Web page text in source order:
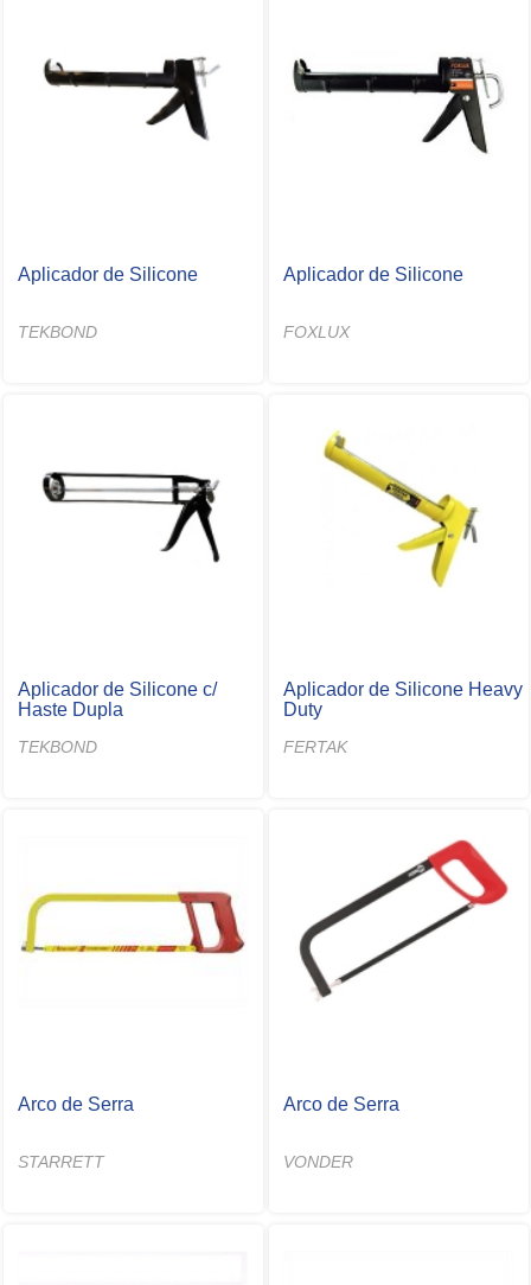
Aplicador de Silicone
TEKBOND
Aplicador de Silicone
FOXLUX
Aplicador de Silicone c/
Haste Dupla
TEKBOND
Aplicador de Silicone Heavy
Duty
FERTAK
Arco de Serra
STARRETT
Arco de Serra
VONDER